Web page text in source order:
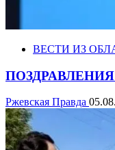
ВЕСТИ ИЗ
Ржевская Правда